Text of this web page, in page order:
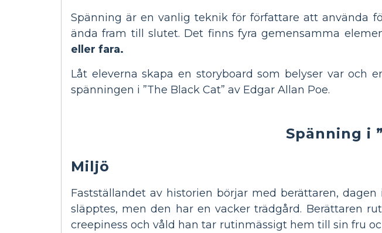
Spänning är en vanlig teknik för författare att använda
ända fram till slutet. Det finns fyra gemensamma
eller fara.
Låt eleverna skapa en storyboard som belyser var och
spänningen i ”The Black Cat” av Edgar Allan Poe.
Spänning i
Miljö
Fastställandet av historien börjar med berättaren,
släpptes, men den har en vacker trädgård. Berättaren
creepiness och våld han tar rutinmässigt hem till sin fru